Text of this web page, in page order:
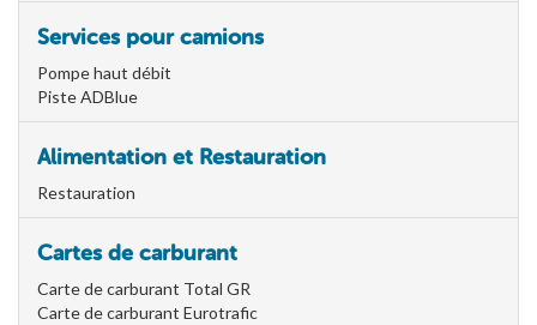
Services pour camions
Pompe haut débit
Piste ADBlue
Alimentation et Restauration
Restauration
Cartes de carburant
Carte de carburant Total GR
Carte de carburant Eurotrafic